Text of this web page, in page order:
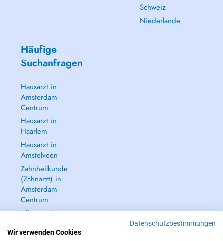
Schweiz
Niederlande
Häufige
Suchanfragen
Hausarzt in
Amsterdam
Centrum
Hausarzt in
Haarlem
Hausarzt in
Amstelveen
Zahnheilkunde
(Zahnarzt) in
Amsterdam
Centrum
Alle anzeigen →
Datenschutzbestimmungen
Wir verwenden Cookies